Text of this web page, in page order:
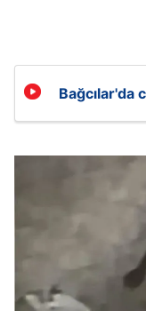
Bağcılar'da